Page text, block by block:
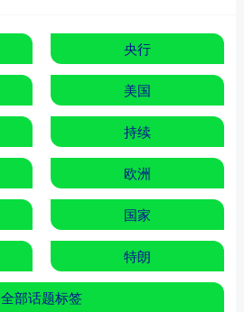
央行
美国
持续
欧洲
国家
特朗
全部话题标签